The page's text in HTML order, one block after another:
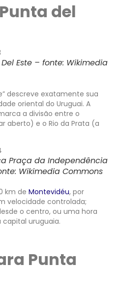
del
Este – fonte: Wikimedia
descreve exatamente sua
oriental do Uruguai. A
a divisão entre o
aberto) e o Rio da Prata (a
Praça da Independência
Wikimedia Commons
km de Montevidéu, por
velocidade controlada;
o centro, ou uma hora
uruguaia.
Punta